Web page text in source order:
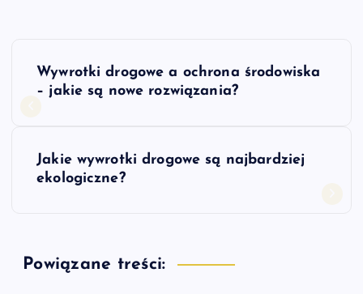
N
a
Wywrotki drogowe a ochrona środowiska
– jakie są nowe rozwiązania?
Jakie wywrotki drogowe są najbardziej
ekologiczne?
Powiązane treści: